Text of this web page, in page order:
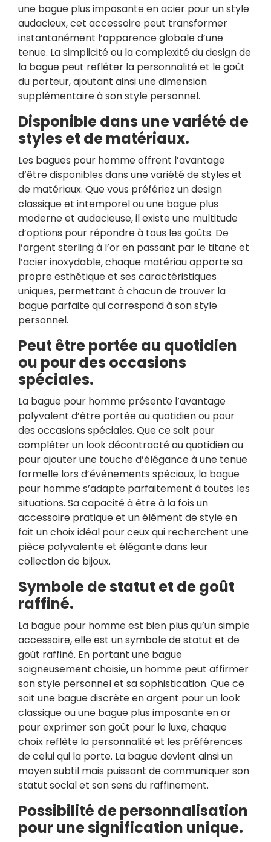
une bague plus imposante en acier pour un style
audacieux, cet accessoire peut transformer
instantanément l’apparence globale d’une
tenue. La simplicité ou la complexité du design de
la bague peut refléter la personnalité et le goût
du porteur, ajoutant ainsi une dimension
supplémentaire à son style personnel.
Disponible dans une variété de
styles et de matériaux.
Les bagues pour homme offrent l’avantage
d’être disponibles dans une variété de styles et
de matériaux. Que vous préfériez un design
classique et intemporel ou une bague plus
moderne et audacieuse, il existe une multitude
d’options pour répondre à tous les goûts. De
l’argent sterling à l’or en passant par le titane et
l’acier inoxydable, chaque matériau apporte sa
propre esthétique et ses caractéristiques
uniques, permettant à chacun de trouver la
bague parfaite qui correspond à son style
personnel.
Peut être portée au quotidien
ou pour des occasions
spéciales.
La bague pour homme présente l’avantage
polyvalent d’être portée au quotidien ou pour
des occasions spéciales. Que ce soit pour
compléter un look décontracté au quotidien ou
pour ajouter une touche d’élégance à une tenue
formelle lors d’événements spéciaux, la bague
pour homme s’adapte parfaitement à toutes les
situations. Sa capacité à être à la fois un
accessoire pratique et un élément de style en
fait un choix idéal pour ceux qui recherchent une
pièce polyvalente et élégante dans leur
collection de bijoux.
Symbole de statut et de goût
raffiné.
La bague pour homme est bien plus qu’un simple
accessoire, elle est un symbole de statut et de
goût raffiné. En portant une bague
soigneusement choisie, un homme peut affirmer
son style personnel et sa sophistication. Que ce
soit une bague discrète en argent pour un look
classique ou une bague plus imposante en or
pour exprimer son goût pour le luxe, chaque
choix reflète la personnalité et les préférences
de celui qui la porte. La bague devient ainsi un
moyen subtil mais puissant de communiquer son
statut social et son sens du raffinement.
Possibilité de personnalisation
pour une signification unique.